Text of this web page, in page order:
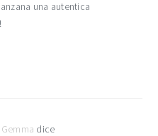
una autentica
dice